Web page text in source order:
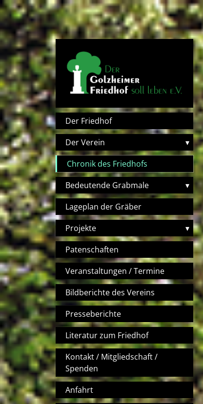
Direkt zum Inhalt
Hauptnavigation
Der Friedhof
Der Verein
▾
Chronik des Friedhofs
Bedeutende Grabmale
▾
Lageplan der Gräber
Projekte
▾
Patenschaften
Veranstaltungen / Termine
Bildberichte des Vereins
Presseberichte
Literatur zum Friedhof
Kontakt / Mitgliedschaft /
Spenden
Anfahrt